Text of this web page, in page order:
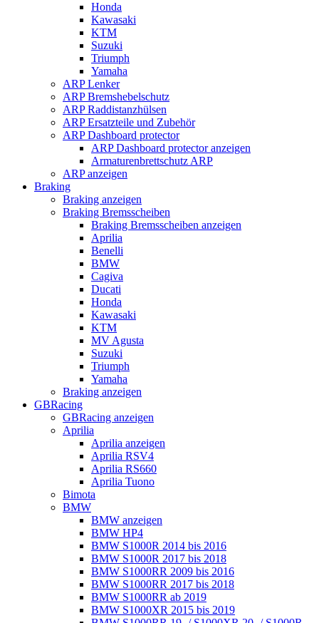
Honda
Kawasaki
KTM
Suzuki
Triumph
Yamaha
ARP Lenker
ARP Bremshebelschutz
ARP Raddistanzhülsen
ARP Ersatzteile und Zubehör
ARP Dashboard protector
ARP Dashboard protector anzeigen
Armaturenbrettschutz ARP
ARP anzeigen
Braking
Braking anzeigen
Braking Bremsscheiben
Braking Bremsscheiben anzeigen
Aprilia
Benelli
BMW
Cagiva
Ducati
Honda
Kawasaki
KTM
MV Agusta
Suzuki
Triumph
Yamaha
Braking anzeigen
GBRacing
GBRacing anzeigen
Aprilia
Aprilia anzeigen
Aprilia RSV4
Aprilia RS660
Aprilia Tuono
Bimota
BMW
BMW anzeigen
BMW HP4
BMW S1000R 2014 bis 2016
BMW S1000R 2017 bis 2018
BMW S1000RR 2009 bis 2016
BMW S1000RR 2017 bis 2018
BMW S1000RR ab 2019
BMW S1000XR 2015 bis 2019